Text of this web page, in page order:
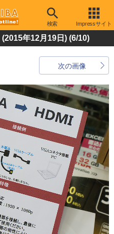
検索 Impressサイト
年12月19日) (6/10)
次の画像